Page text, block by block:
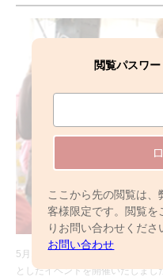
閲覧パスワ
ここから先の閲覧は
客様限定です。閲覧を
りお問い合わせくださ
お問い合わせ
5月11日（日）にパレットコート
としたイベントを開催いたしまし